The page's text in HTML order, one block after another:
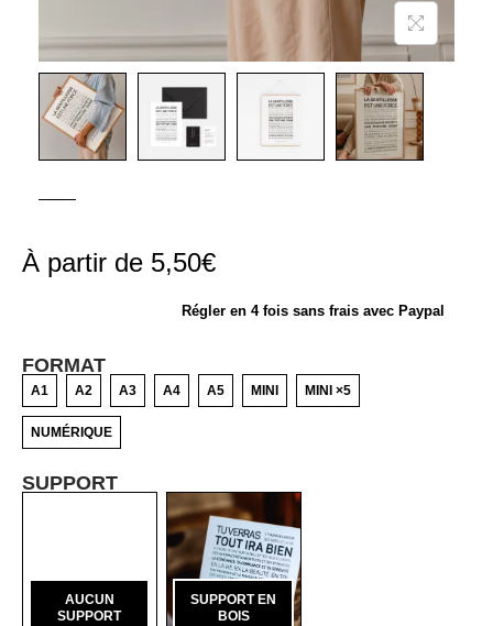
À partir de 5,50€
Régler en 4 fois sans frais avec Paypal
FORMAT
A1 A2 A3 A4 A5 MINI MINI ×5
NUMÉRIQUE
SUPPORT
AUCUN
SUPPORT
SUPPORT EN
BOIS